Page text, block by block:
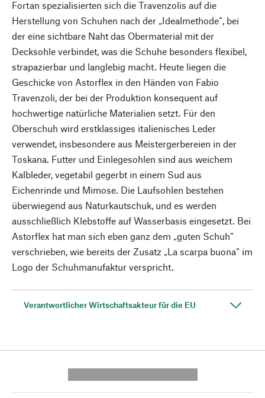
Fortan spezialisierten sich die Travenzolis auf die
Herstellung von Schuhen nach der „Idealmethode“, bei
der eine sichtbare Naht das Obermaterial mit der
Decksohle verbindet, was die Schuhe besonders flexibel,
strapazierbar und langlebig macht. Heute liegen die
Geschicke von Astorflex in den Händen von Fabio
Travenzoli, der bei der Produktion konsequent auf
hochwertige natürliche Materialien setzt. Für den
Oberschuh wird erstklassiges italienisches Leder
verwendet, insbesondere aus Meistergerbereien in der
Toskana. Futter und Einlegesohlen sind aus weichem
Kalbleder, vegetabil gegerbt in einem Sud aus
Eichenrinde und Mimose. Die Laufsohlen bestehen
überwiegend aus Naturkautschuk, und es werden
ausschließlich Klebstoffe auf Wasserbasis eingesetzt. Bei
Astorflex hat man sich eben ganz dem „guten Schuh“
verschrieben, wie bereits der Zusatz „La scarpa buona“ im
Logo der Schuhmanufaktur verspricht.
Verantwortlicher Wirtschaftsakteur für die EU